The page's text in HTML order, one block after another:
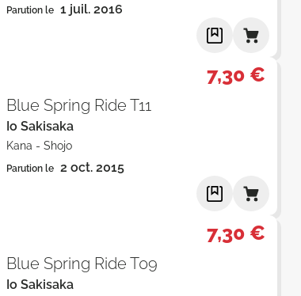
Parution le 1 juil. 2016
7,30 €
Blue Spring Ride T11
Io Sakisaka
Kana - Shojo
Parution le 2 oct. 2015
7,30 €
Blue Spring Ride T09
Io Sakisaka